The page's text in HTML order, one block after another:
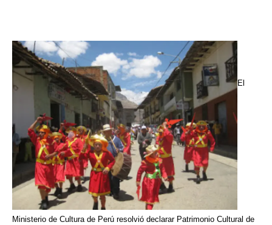
El
Ministerio de Cultura de Perú resolvió declarar Patrimonio Cultural de